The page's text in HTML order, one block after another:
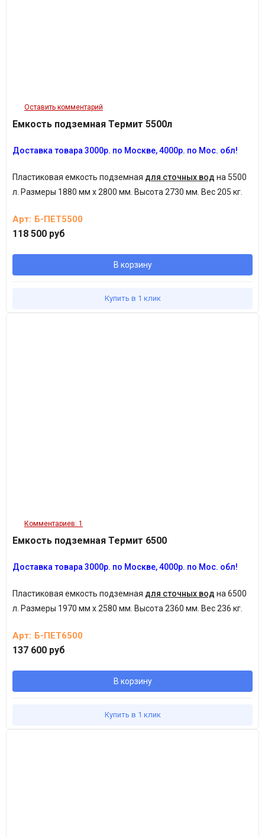
Оставить комментарий
Емкость подземная Термит 5500л
Доставка товара 3000р. по Москве, 4000р. по Мос. обл!
Пластиковая емкость подземная для сточных вод на 5500
л. Размеры 1880 мм х 2800 мм. Высота 2730 мм. Вес 205 кг.
Арт: Б-ПЕТ5500
118 500 руб
В корзину
Купить в 1 клик
Комментариев: 1
Емкость подземная Термит 6500
Доставка товара 3000р. по Москве, 4000р. по Мос. обл!
Пластиковая емкость подземная для сточных вод на 6500
л. Размеры 1970 мм х 2580 мм. Высота 2360 мм. Вес 236 кг.
Арт: Б-ПЕТ6500
137 600 руб
В корзину
Купить в 1 клик